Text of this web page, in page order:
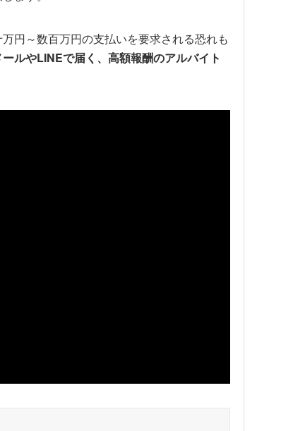
円～数百万円の支払いを要求される恐れも
ルやLINEで届く、高額報酬のアルバイト